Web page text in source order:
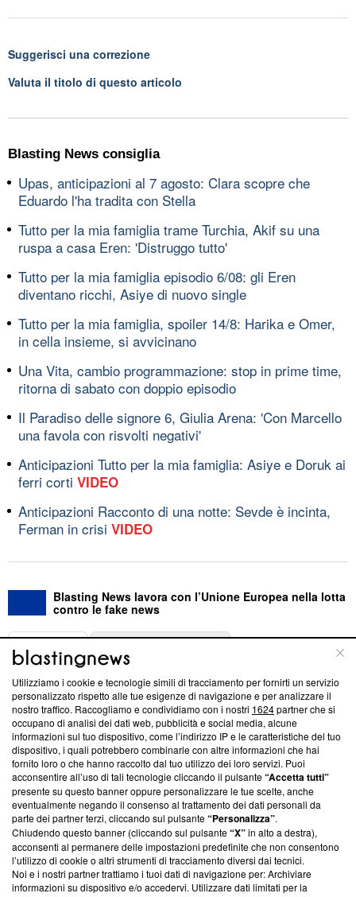
Suggerisci una correzione
Valuta il titolo di questo articolo
Blasting News consiglia
Upas, anticipazioni al 7 agosto: Clara scopre che
Eduardo l'ha tradita con Stella
Tutto per la mia famiglia trame Turchia, Akif su una
ruspa a casa Eren: 'Distruggo tutto'
Tutto per la mia famiglia episodio 6/08: gli Eren
diventano ricchi, Asiye di nuovo single
Tutto per la mia famiglia, spoiler 14/8: Harika e Omer,
in cella insieme, si avvicinano
Una Vita, cambio programmazione: stop in prime time,
ritorna di sabato con doppio episodio
Il Paradiso delle signore 6, Giulia Arena: 'Con Marcello
una favola con risvolti negativi'
Anticipazioni Tutto per la mia famiglia: Asiye e Doruk ai
ferri corti VIDEO
Anticipazioni Racconto di una notte: Sevde è incinta,
Ferman in crisi VIDEO
Blasting News lavora con l’Unione Europea nella lotta
contro le fake news
ABOUT
Questa sezione offre informazioni trasparenti su Blasting
News, sui nostri processi editoriali e su come ci impegniamo a
creare news di qualità. Inoltre, afferma la nostra aderenza a
‘Trust Project - News with Integrity’Blasting News non è
ancora membro del programma, ma ha richiesto di farne
parte; Trust Project non ha ancora effettuato una verifica di
conformità agli standard.
Su di noi
Team editoriale
Corporate
Utilizziamo i cookie e tecnologie simili di tracciamento per fornirti un servizio
personalizzato rispetto alle tue esigenze di navigazione e per analizzare il
nostro traffico. Raccogliamo e condividiamo con i nostri 1624partner che si
occupano di analisi dei dati web, pubblicità e social media, alcune
informazioni sul tuo dispositivo, come l’indirizzo IP e le caratteristiche del tuo
dispositivo, i quali potrebbero combinarle con altre informazioni che hai
fornito loro o che hanno raccolto dal tuo utilizzo dei loro servizi. Puoi
acconsentire all’uso di tali tecnologie cliccando il pulsante“Accetta tutti”
presente su questo banner oppure personalizzare le tue scelte, anche
eventualmente negando il consenso al trattamento dei dati personali da
parte dei partner terzi, cliccando sul pulsante“Personalizza”.
Chiudendo questo banner (cliccando sul pulsante“X”in alto a destra),
acconsenti al permanere delle impostazioni predefinite che non consentono
l’utilizzo di cookie o altri strumenti di tracciamento diversi dai tecnici.
Noi e i nostri partner trattiamo i tuoi dati di navigazione per: Archiviare
informazioni su dispositivo e/o accedervi. Utilizzare dati limitati per la